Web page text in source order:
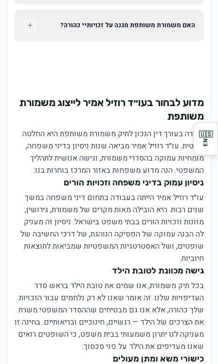
האם משמורת משותפת מגנה על זכויותיי כהורה?
מדוע לבחור בעו״ד רוזיל אמיר לייצוג משמורת
משותפת
בחירה בעורך דין הנכון לתיק משמורת משותפת היא החלטה
קריטית. עו״ד רוזיל אמיר מביאה שנות ניסיון בדיני משפחה,
מומחיות עמוקה בהסדרי משמורת, וגישה אנושית לתהליך
המשפטי. הנה מדוע משפחות באזור המרכז בוחרות בנו:
ניסיון עמוק בדיני משפחה וזכויות הורים
עו״ד רוזיל אמיר הייתה בעבודה בתחום דיני משפחה במשך
שנים רבות. היא הובילה מאות מקרים של משמורת, גירושין,
מזונות וזכויות הורים בבתי משפט בישראל. ניסיון זה מעניק
לה הבנה עמוקה של הפסיקה הנוהגת, של דרכי החשיבה של
שופטים, ושל האסטרטגיות המשפטיות שמביאות לתוצאות
חיוביות.
גישה מכוונת לטובת הילד
בכל תיק משמורת, אנו שמים את טובת הילד בראש סדר
העדיפויות שלנו. זה אומר שאנו לא רק נלחמים עבור הזכויות
שלך כהורה, אלא אנו גם מבטיחים שההסדר המשפטי משרת
את הצרכים של הילד — רגשיים, חינוכיים ובריאותיים. בחינה זו
מעניקה לנו יתרון משמעותי בבית משפט, כי השופטים רואים
שאנו מעדיפים את הילד על פני סכסוך.
כישורי משא ומתן מעולים
🇺🇸
EN